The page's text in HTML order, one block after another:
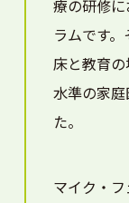
療の研修
ラムです
床と教育
水準の家
た。
マイク・